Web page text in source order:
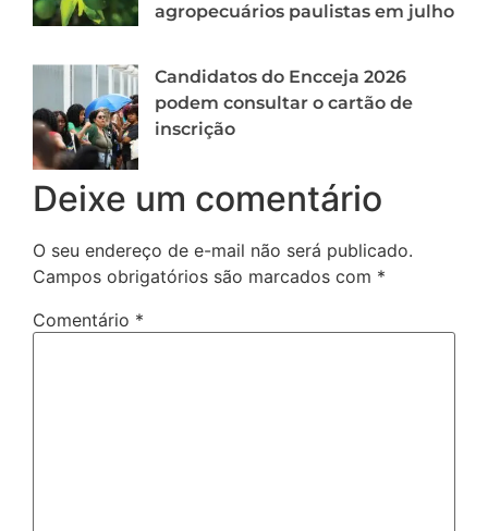
agropecuários paulistas em julho
Candidatos do Encceja 2026
podem consultar o cartão de
inscrição
Deixe um comentário
O seu endereço de e-mail não será publicado.
Campos obrigatórios são marcados com *
Comentário *